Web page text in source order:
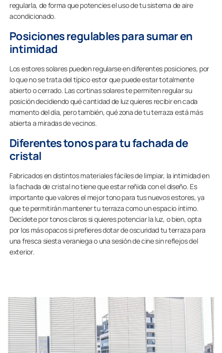
regularla, de forma que potencies el uso de tu sistema de aire
acondicionado.
Posiciones regulables para sumar en
intimidad
Los estores solares pueden regularse en diferentes posiciones, por
lo que no se trata del típico estor que puede estar totalmente
abierto o cerrado. Las cortinas solares te permiten regular su
posición decidiendo qué cantidad de luz quieres recibir en cada
momento del día, pero también, qué zona de tu terraza está más
abierta a miradas de vecinos.
Diferentes tonos para tu fachada de
cristal
Fabricados en distintos materiales fáciles de limpiar, la intimidad en
la fachada de cristal no tiene que estar reñida con el diseño. Es
importante que valores el mejor tono para tus nuevos estores, ya
que te permitirán mantener tu terraza como un espacio íntimo.
Decídete por tonos claros si quieres potenciar la luz, o bien, opta
por los más opacos si prefieres dotar de oscuridad tu terraza para
una fresca siesta veraniega o una sesión de cine sin reflejos del
exterior.